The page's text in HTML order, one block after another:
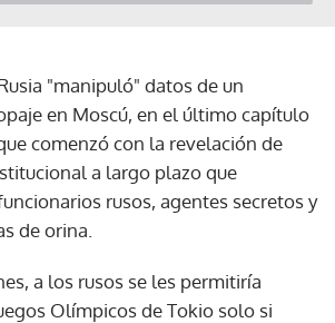
"manipuló" datos de un
en Moscú, en el último capítulo
comenzó con la revelación de
a largo plazo que
rusos, agentes secretos y
de orina.
a los rusos se les permitiría
Olímpicos de Tokio solo si